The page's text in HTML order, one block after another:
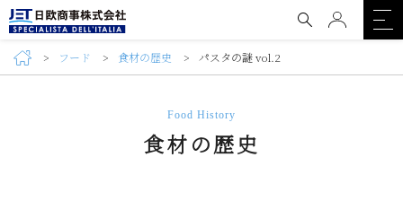
フード 食材の歴史 パスタの謎 vol.2
Food History
食材の歴史